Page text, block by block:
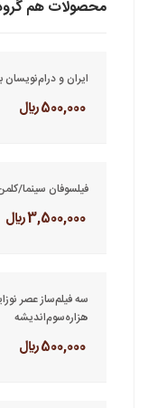
محصولات هم
ایران و
500,000 ريال
فیلسوفان سینما/
3,500,000 ريال
سه فیلم‌ساز عصر
هزاره‌سوم‌اندیشه
500,000 ريال